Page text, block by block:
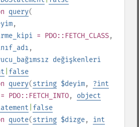
query(
,
= PDO::FETCH_CLASS,
,
değişkenleri
false
query(string $deyim, ?int
= PDO::FETCH_INTO, object
false
quote(string $dizge, int